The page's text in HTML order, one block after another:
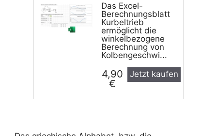
Das Excel-
Berechnungsblatt
Kurbeltrieb
ermöglicht die
winkelbezogene
Berechnung von
Kolbengeschwi...
4,90
€
Jetzt kaufen